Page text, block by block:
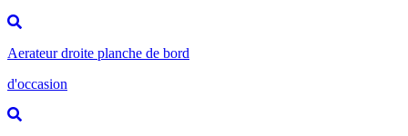
Aerateur droite planche de bord
d'occasion